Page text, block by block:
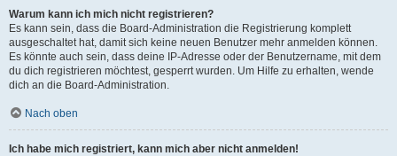
Warum kann ich mich nicht registrieren?
Es kann sein, dass die Board-Administration die Registrierung komplett
ausgeschaltet hat, damit sich keine neuen Benutzer mehr anmelden können.
Es könnte auch sein, dass deine IP-Adresse oder der Benutzername, mit dem
du dich registrieren möchtest, gesperrt wurden. Um Hilfe zu erhalten, wende
dich an die Board-Administration.
Nach oben
Ich habe mich registriert, kann mich aber nicht anmelden!